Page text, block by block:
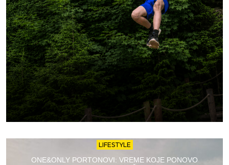
LIFESTYLE
ONE&ONLY PORTONOVI: VREME KOJE PONOVO